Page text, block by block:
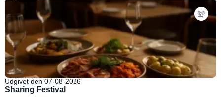
Udgivet den 07-08-2026
Sharing Festival